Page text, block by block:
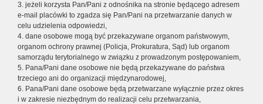
3. jeżeli korzysta Pan/Pani z odnośnika na stronie będącego adresem
e-mail placówki to zgadza się Pan/Pani na przetwarzanie danych w
celu udzielenia odpowiedzi,
4. dane osobowe mogą być przekazywane organom państwowym,
organom ochrony prawnej (Policja, Prokuratura, Sąd) lub organom
samorządu terytorialnego w związku z prowadzonym postępowaniem,
5. Pana/Pani dane osobowe nie będą przekazywane do państwa
trzeciego ani do organizacji międzynarodowej,
6. Pana/Pani dane osobowe będą przetwarzane wyłącznie przez okres
i w zakresie niezbędnym do realizacji celu przetwarzania,